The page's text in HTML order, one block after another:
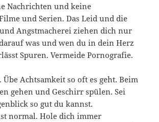
Nachrichten und keine
und Serien. Das Leid und die
Angstmacherei ziehen dich nur
was und wen du in dein Herz
Spuren. Vermeide Pornografie.
Übe Achtsamkeit so oft es geht. Beim
gehen und Geschirr spülen. Sei
so gut du kannst.
normal. Hole dich immer